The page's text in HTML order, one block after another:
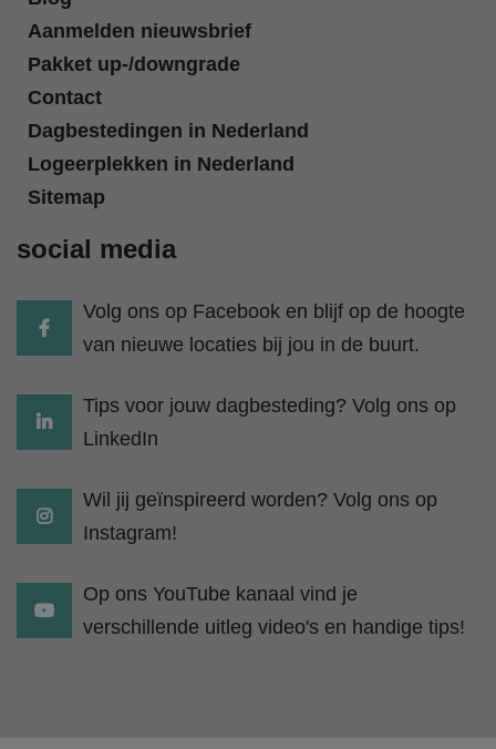
Aanmelden nieuwsbrief
Pakket up-/downgrade
Contact
Dagbestedingen in Nederland
Logeerplekken in Nederland
Sitemap
social media
Volg ons op Facebook en blijf op de hoogte
van nieuwe locaties bij jou in de buurt.
Tips voor jouw dagbesteding? Volg ons op
LinkedIn
Wil jij geïnspireerd worden? Volg ons op
Instagram!
Op ons YouTube kanaal vind je
verschillende uitleg video's en handige tips!